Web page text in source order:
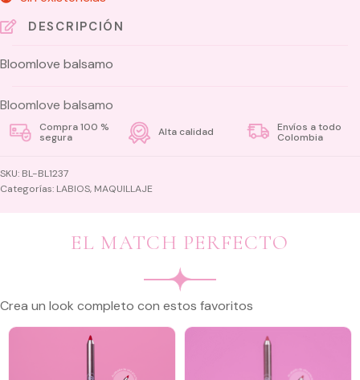
DESCRIPCIÓN
Bloomlove balsamo
Bloomlove balsamo
Compra 100 %
segura
Alta calidad
Envíos a todo
Colombia
SKU: BL-BL1237
Categorías: LABIOS, MAQUILLAJE
EL MATCH PERFECTO
Crea un look completo con estos favoritos